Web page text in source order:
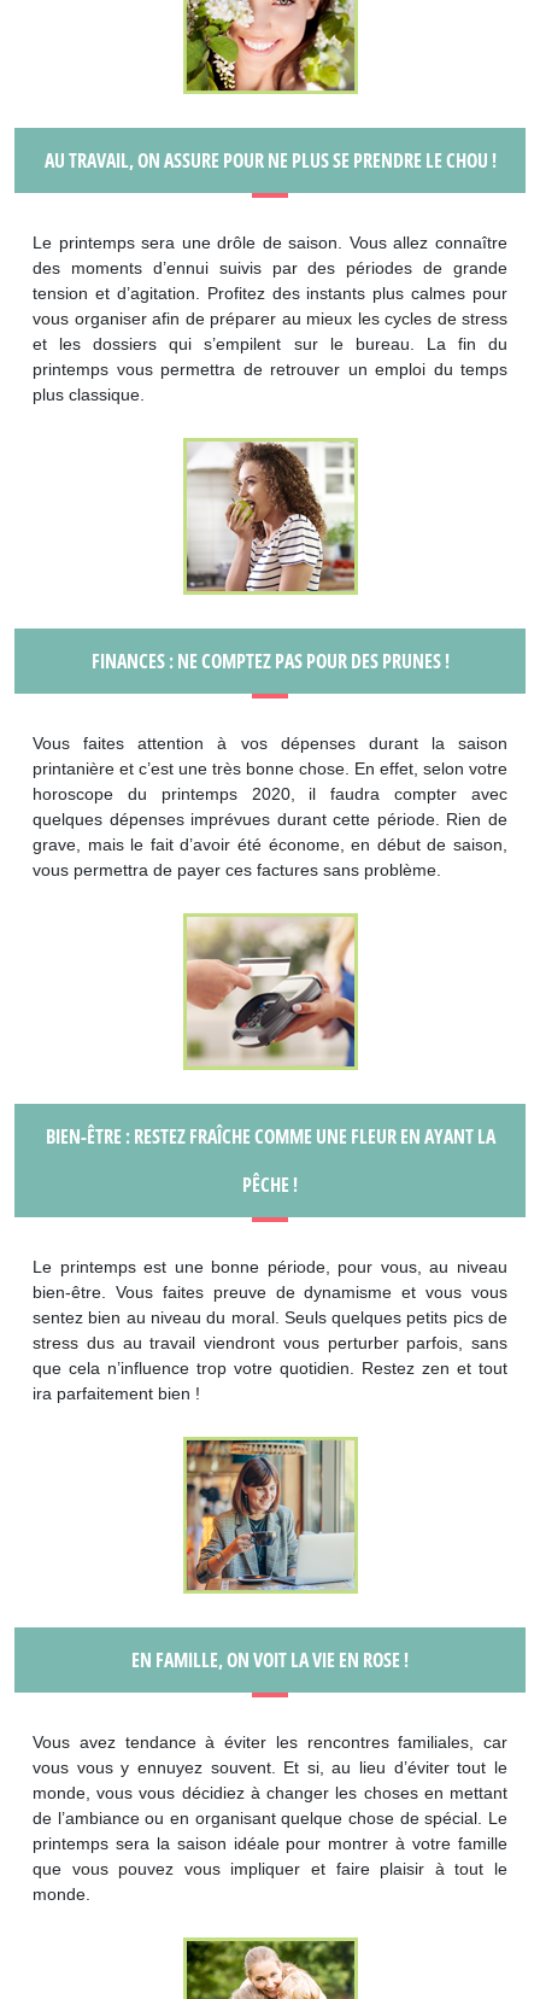
AU TRAVAIL, ON ASSURE POUR NE PLUS SE PRENDRE LE CHOU !
Le printemps sera une drôle de saison. Vous allez connaître
des moments d’ennui suivis par des périodes de grande
tension et d’agitation. Profitez des instants plus calmes pour
vous organiser afin de préparer au mieux les cycles de stress
et les dossiers qui s’empilent sur le bureau. La fin du
printemps vous permettra de retrouver un emploi du temps
plus classique.
FINANCES : NE COMPTEZ PAS POUR DES PRUNES !
Vous faites attention à vos dépenses durant la saison
printanière et c’est une très bonne chose. En effet, selon votre
horoscope du printemps 2020, il faudra compter avec
quelques dépenses imprévues durant cette période. Rien de
grave, mais le fait d’avoir été économe, en début de saison,
vous permettra de payer ces factures sans problème.
BIEN-ÊTRE : RESTEZ FRAÎCHE COMME UNE FLEUR EN AYANT LA
PÊCHE !
Le printemps est une bonne période, pour vous, au niveau
bien-être. Vous faites preuve de dynamisme et vous vous
sentez bien au niveau du moral. Seuls quelques petits pics de
stress dus au travail viendront vous perturber parfois, sans
que cela n’influence trop votre quotidien. Restez zen et tout
ira parfaitement bien !
EN FAMILLE, ON VOIT LA VIE EN ROSE !
Vous avez tendance à éviter les rencontres familiales, car
vous vous y ennuyez souvent. Et si, au lieu d’éviter tout le
monde, vous vous décidiez à changer les choses en mettant
de l’ambiance ou en organisant quelque chose de spécial. Le
printemps sera la saison idéale pour montrer à votre famille
que vous pouvez vous impliquer et faire plaisir à tout le
monde.